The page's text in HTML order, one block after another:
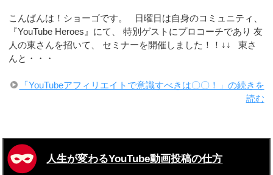
こんばんは！ショーゴです。 日曜日は自身のコミュニティ、
『YouTube Heroes』にて、 特別ゲストにプロコーチであり 友
人の東さんを招いて、 セミナーを開催しました！！↓↓ 東さ
んと・・・
「YouTubeアフィリエイトで意識すべきは〇〇！」の続きを
読む
人生が変わるYouTube動画投稿の仕方